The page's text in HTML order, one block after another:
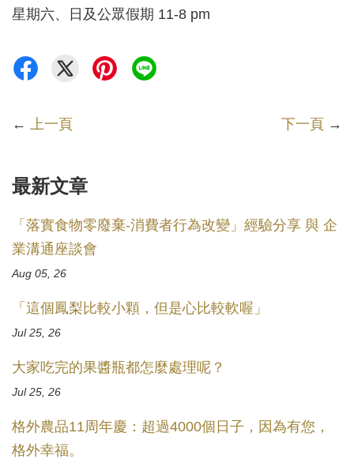
星期六、日及公眾假期 11-8 pm
← 上一頁 下一頁 →
最新文章
「落實食物零廢棄-消費者行為改變」經驗分享 與 企
業溝通座談會
Aug 05, 26
「這個鳳梨比較小顆，但是心比較軟喔」
Jul 25, 26
大家吃完的果醬瓶都怎麼處理呢？
Jul 25, 26
格外農品11周年慶：超過4000個日子，因為有您，
格外幸福。